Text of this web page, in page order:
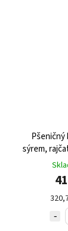
Pšeničný
sýrem,